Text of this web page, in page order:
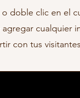
doble clic en el
cualquier
con tus